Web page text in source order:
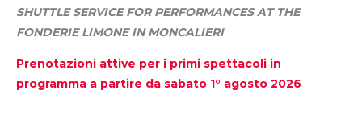
SHUTTLE SERVICE FOR PERFORMANCES AT THE
FONDERIE LIMONE IN MONCALIERI
Prenotazioni attive per i primi spettacoli in
programma a partire da sabato 1° agosto 2026